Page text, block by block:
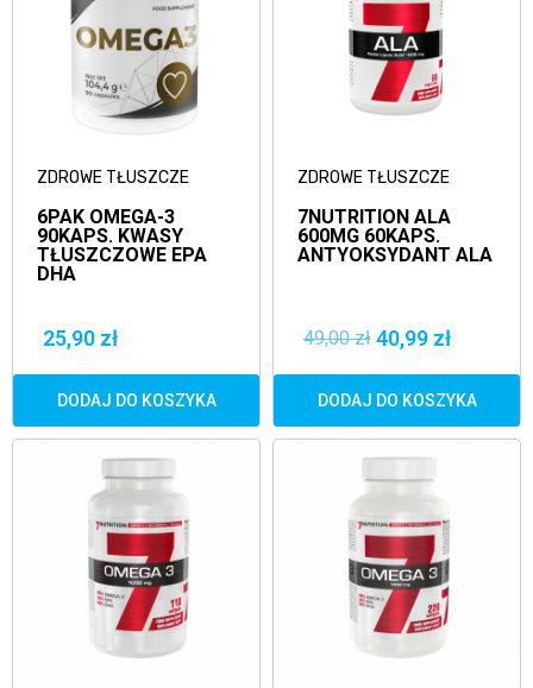
ZDROWE TŁUSZCZE
6PAK OMEGA-3
90KAPS. KWASY
TŁUSZCZOWE EPA
DHA
25,90 zł
DODAJ DO KOSZYKA
ZDROWE TŁUSZCZE
7NUTRITION ALA
600MG 60KAPS.
ANTYOKSYDANT ALA
49,00 zł 40,99 zł
DODAJ DO KOSZYKA